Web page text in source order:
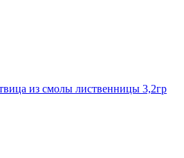
из смолы лиственницы 3,2гр